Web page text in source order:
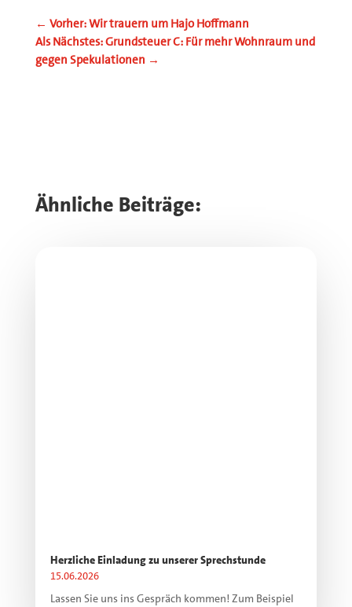
← Vorher: Wir trauern um Hajo Hoffmann
Als Nächstes: Grundsteuer C: Für mehr Wohnraum und
gegen Spekulationen →
Ähnliche Beiträge:
Herzliche Einladung zu unserer Sprechstunde
15.06.2026
Lassen Sie uns ins Gespräch kommen! Zum Beispiel